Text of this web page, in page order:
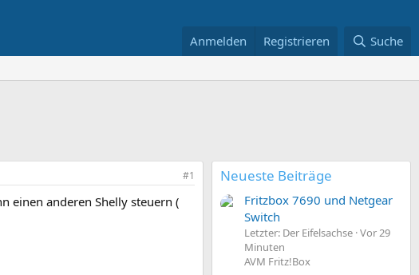
Anmelden Registrieren Suche
#1
einen anderen Shelly steuern (
Neueste Beiträge
Fritzbox 7690 und Netgear
Switch
Letzter: Der Eifelsachse Vor 29
Minuten
AVM Fritz!Box